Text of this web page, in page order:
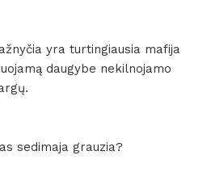
yra turtingiausia mafija
daugybe nekilnojamo
sedimaja grauzia?